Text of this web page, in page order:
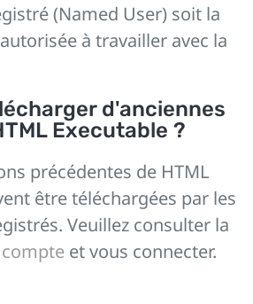
(Named User) soit la
à travailler avec la
d'anciennes
Executable ?
précédentes de HTML
être téléchargées par les
Veuillez consulter la
et vous connecter.